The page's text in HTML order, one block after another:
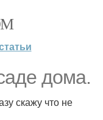
дома.
скажу что не